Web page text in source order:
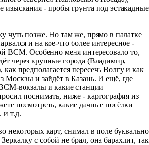
изыскания - пробы грунта под эстакадные
чуть позже. Но там же, прямо в палатке
и на кое-что более интересное -
ВСМ. Особенно меня интересовало то,
через крупные города (Владимир,
предполагается пересечь Волгу и как
Москвы и зайдёт в Казань. И ещё, где
ВСМ-вокзалы и какие станции
поснимать, ниже - картография из
посмотреть, какие дачные посёлки
и т.д.
некоторых карт, снимал в поле буквально
с собой не брал, она барахлит, так